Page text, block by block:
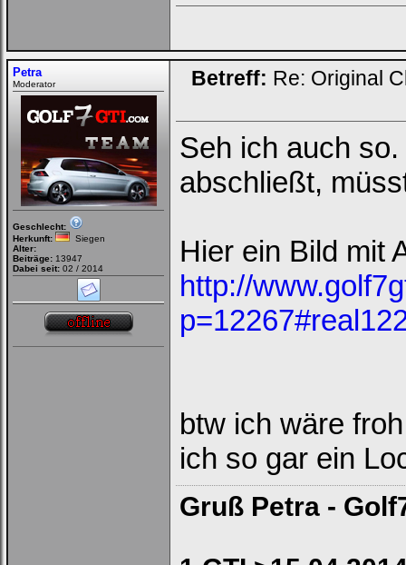
Petra
Moderator
Geschlecht:
Herkunft:
Siegen
Alter:
Beiträge: 13947
Dabei seit: 02 / 2014
Betreff: Re: Original
Seh ich auch
abschließt,
Hier ein Bild mit
http://
btw ich wäre
ich so gar ein
Gruß Petra -